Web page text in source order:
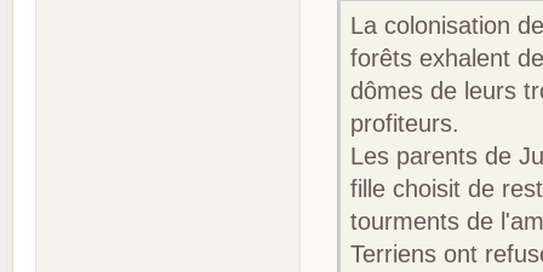
La colonisation
forêts exhalent
dômes de leurs
profiteurs.
Les parents de
fille choisit de
tourments de
Terriens ont